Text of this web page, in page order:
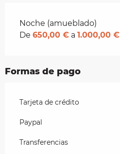
Tarifas 2026
Noche (amueblado)
De 650,00 € a 1.000,00 €
Formas de pago
Tarjeta de crédito
Paypal
Transferencias